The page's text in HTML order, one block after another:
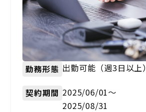
勤務形態 出勤可能（週3日以上）
契約期間 2025/06/01〜
2025/08/31